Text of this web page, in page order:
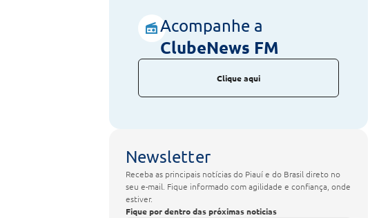
Acompanhe a
ClubeNews FM
Clique aqui
Newsletter
Receba as principais notícias do Piauí e do Brasil direto no
seu e-mail. Fique informado com agilidade e confiança, onde
estiver.
Fique por dentro das próximas noticias